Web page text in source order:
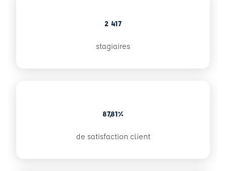
2 417
stagiaires
87,81%
de satisfaction client